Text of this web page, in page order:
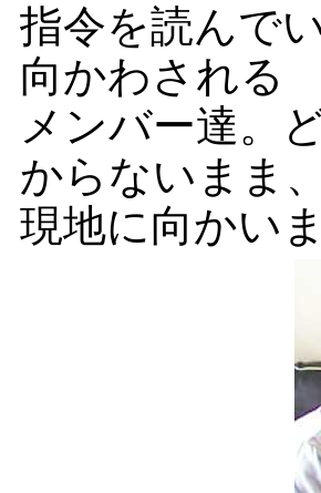
指令を読んで
向かわされる
メンバー達。
からないまま、
現地に向かいま